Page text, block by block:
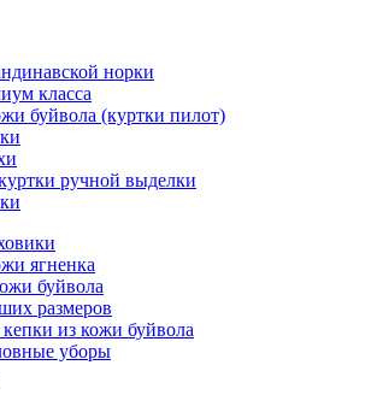
норки
класса
буйвола (куртки пилот)
ручной выделки
ягненка
буйвола
размеров
из кожи буйвола
уборы